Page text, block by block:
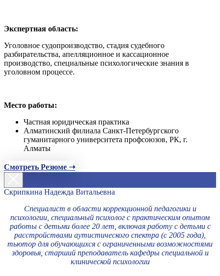
Экспертная область:
Уголовное судопроизводство, стадия судебного
разбирательства, апелляционное и кассационное
производство, специальные психологические знания в
уголовном процессе.
Место работы:
Частная юридическая практика
Алматинский филиала Санкт-Петербургского
гуманитарного университета профсоюзов, РК, г.
Алматы
Смотреть Резюме ➝
Скрипкина Надежда Витальевна
Специалист в области коррекционной педагогики и
психологии, специальный психолог с практическим опытом
работы с детьми более 20 лет, включая работу с детьми с
расстройствами аутистического спектра (с 2005 года),
тьютор для обучающихся с ограниченными возможностями
здоровья, старший преподаватель кафедры специальной и
клинической психологии